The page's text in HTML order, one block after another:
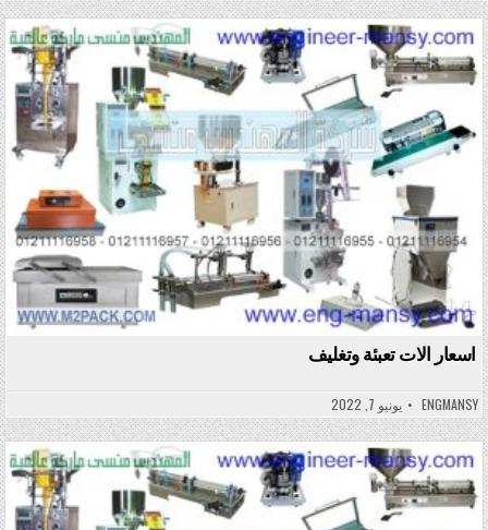
Posted in
اسعار الات تعبئة وتغليف
ENGMANSY يونيو 7, 2022
Posted in